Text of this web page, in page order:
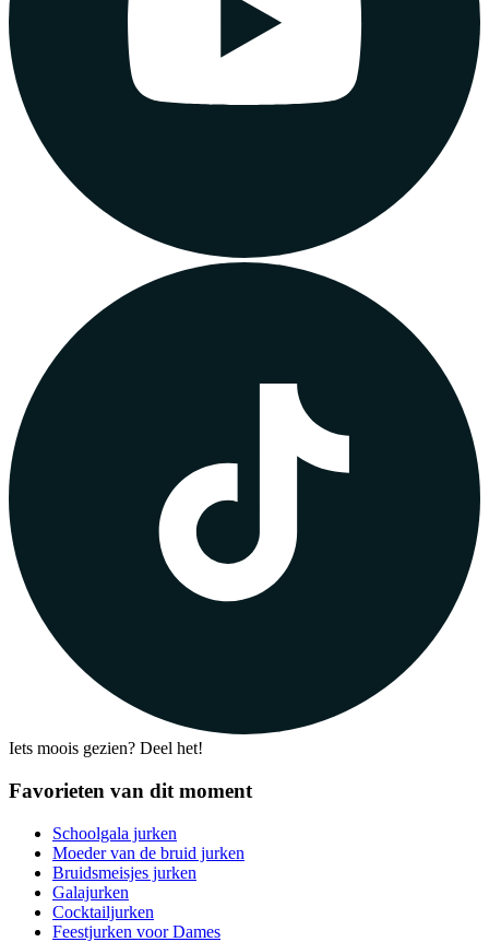
Iets moois gezien? Deel het!
Favorieten van dit moment
Schoolgala jurken
Moeder van de bruid jurken
Bruidsmeisjes jurken
Galajurken
Cocktailjurken
Feestjurken voor Dames